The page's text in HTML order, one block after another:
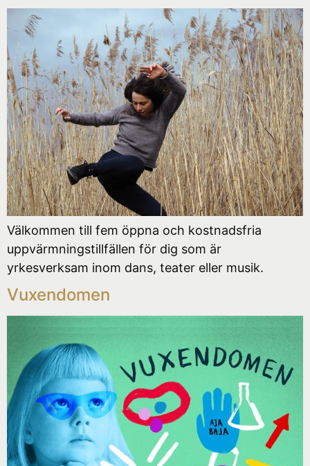
Välkommen till fem öppna och kostnadsfria
uppvärmningstillfällen för dig som är
yrkesverksam inom dans, teater eller musik.
Vuxendomen